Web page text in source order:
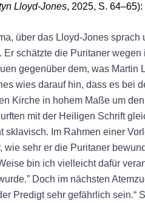
Lloyd-Jones, 2025, S. 64–65):
über das Lloyd-Jones sprach
schätzte die Puritaner
gegenüber dem, was Martin
wies darauf hin, dass es bei
Kirche in hohem Maße um
mit der Heiligen Schrift
sklavisch. Im Rahmen einer
wie sehr er die Puritaner
bin ich vielleicht dafür
Doch im nächsten
Predigt sehr gefährlich sein.“